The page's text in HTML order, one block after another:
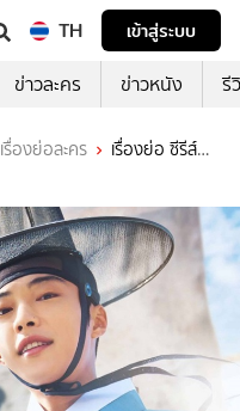
TH
เข้าสู่ระบบ
ข่าวละคร ข่าวหนัง รี
เรื่องย่อละคร
เรื่องย่อ ซีรีส์